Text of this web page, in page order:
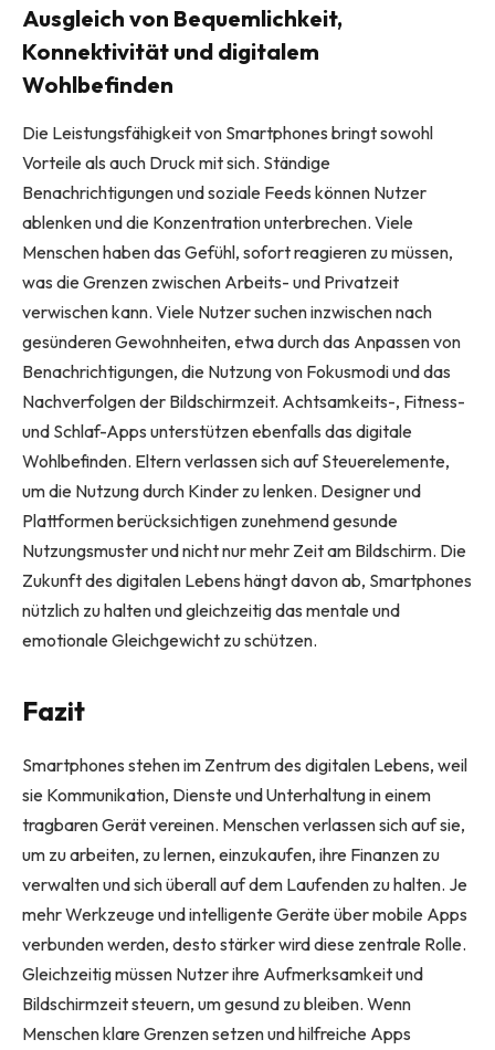
Ausgleich von Bequemlichkeit,
Konnektivität und digitalem
Wohlbefinden
Die Leistungsfähigkeit von Smartphones bringt sowohl
Vorteile als auch Druck mit sich. Ständige
Benachrichtigungen und soziale Feeds können Nutzer
ablenken und die Konzentration unterbrechen. Viele
Menschen haben das Gefühl, sofort reagieren zu müssen,
was die Grenzen zwischen Arbeits- und Privatzeit
verwischen kann. Viele Nutzer suchen inzwischen nach
gesünderen Gewohnheiten, etwa durch das Anpassen von
Benachrichtigungen, die Nutzung von Fokusmodi und das
Nachverfolgen der Bildschirmzeit. Achtsamkeits-, Fitness-
und Schlaf-Apps unterstützen ebenfalls das digitale
Wohlbefinden. Eltern verlassen sich auf Steuerelemente,
um die Nutzung durch Kinder zu lenken. Designer und
Plattformen berücksichtigen zunehmend gesunde
Nutzungsmuster und nicht nur mehr Zeit am Bildschirm. Die
Zukunft des digitalen Lebens hängt davon ab, Smartphones
nützlich zu halten und gleichzeitig das mentale und
emotionale Gleichgewicht zu schützen.
Fazit
Smartphones stehen im Zentrum des digitalen Lebens, weil
sie Kommunikation, Dienste und Unterhaltung in einem
tragbaren Gerät vereinen. Menschen verlassen sich auf sie,
um zu arbeiten, zu lernen, einzukaufen, ihre Finanzen zu
verwalten und sich überall auf dem Laufenden zu halten. Je
mehr Werkzeuge und intelligente Geräte über mobile Apps
verbunden werden, desto stärker wird diese zentrale Rolle.
Gleichzeitig müssen Nutzer ihre Aufmerksamkeit und
Bildschirmzeit steuern, um gesund zu bleiben. Wenn
Menschen klare Grenzen setzen und hilfreiche Apps